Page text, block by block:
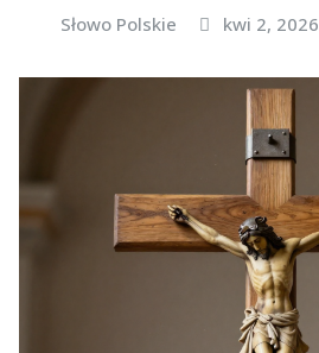
Słowo Polskie kwi 2, 2026